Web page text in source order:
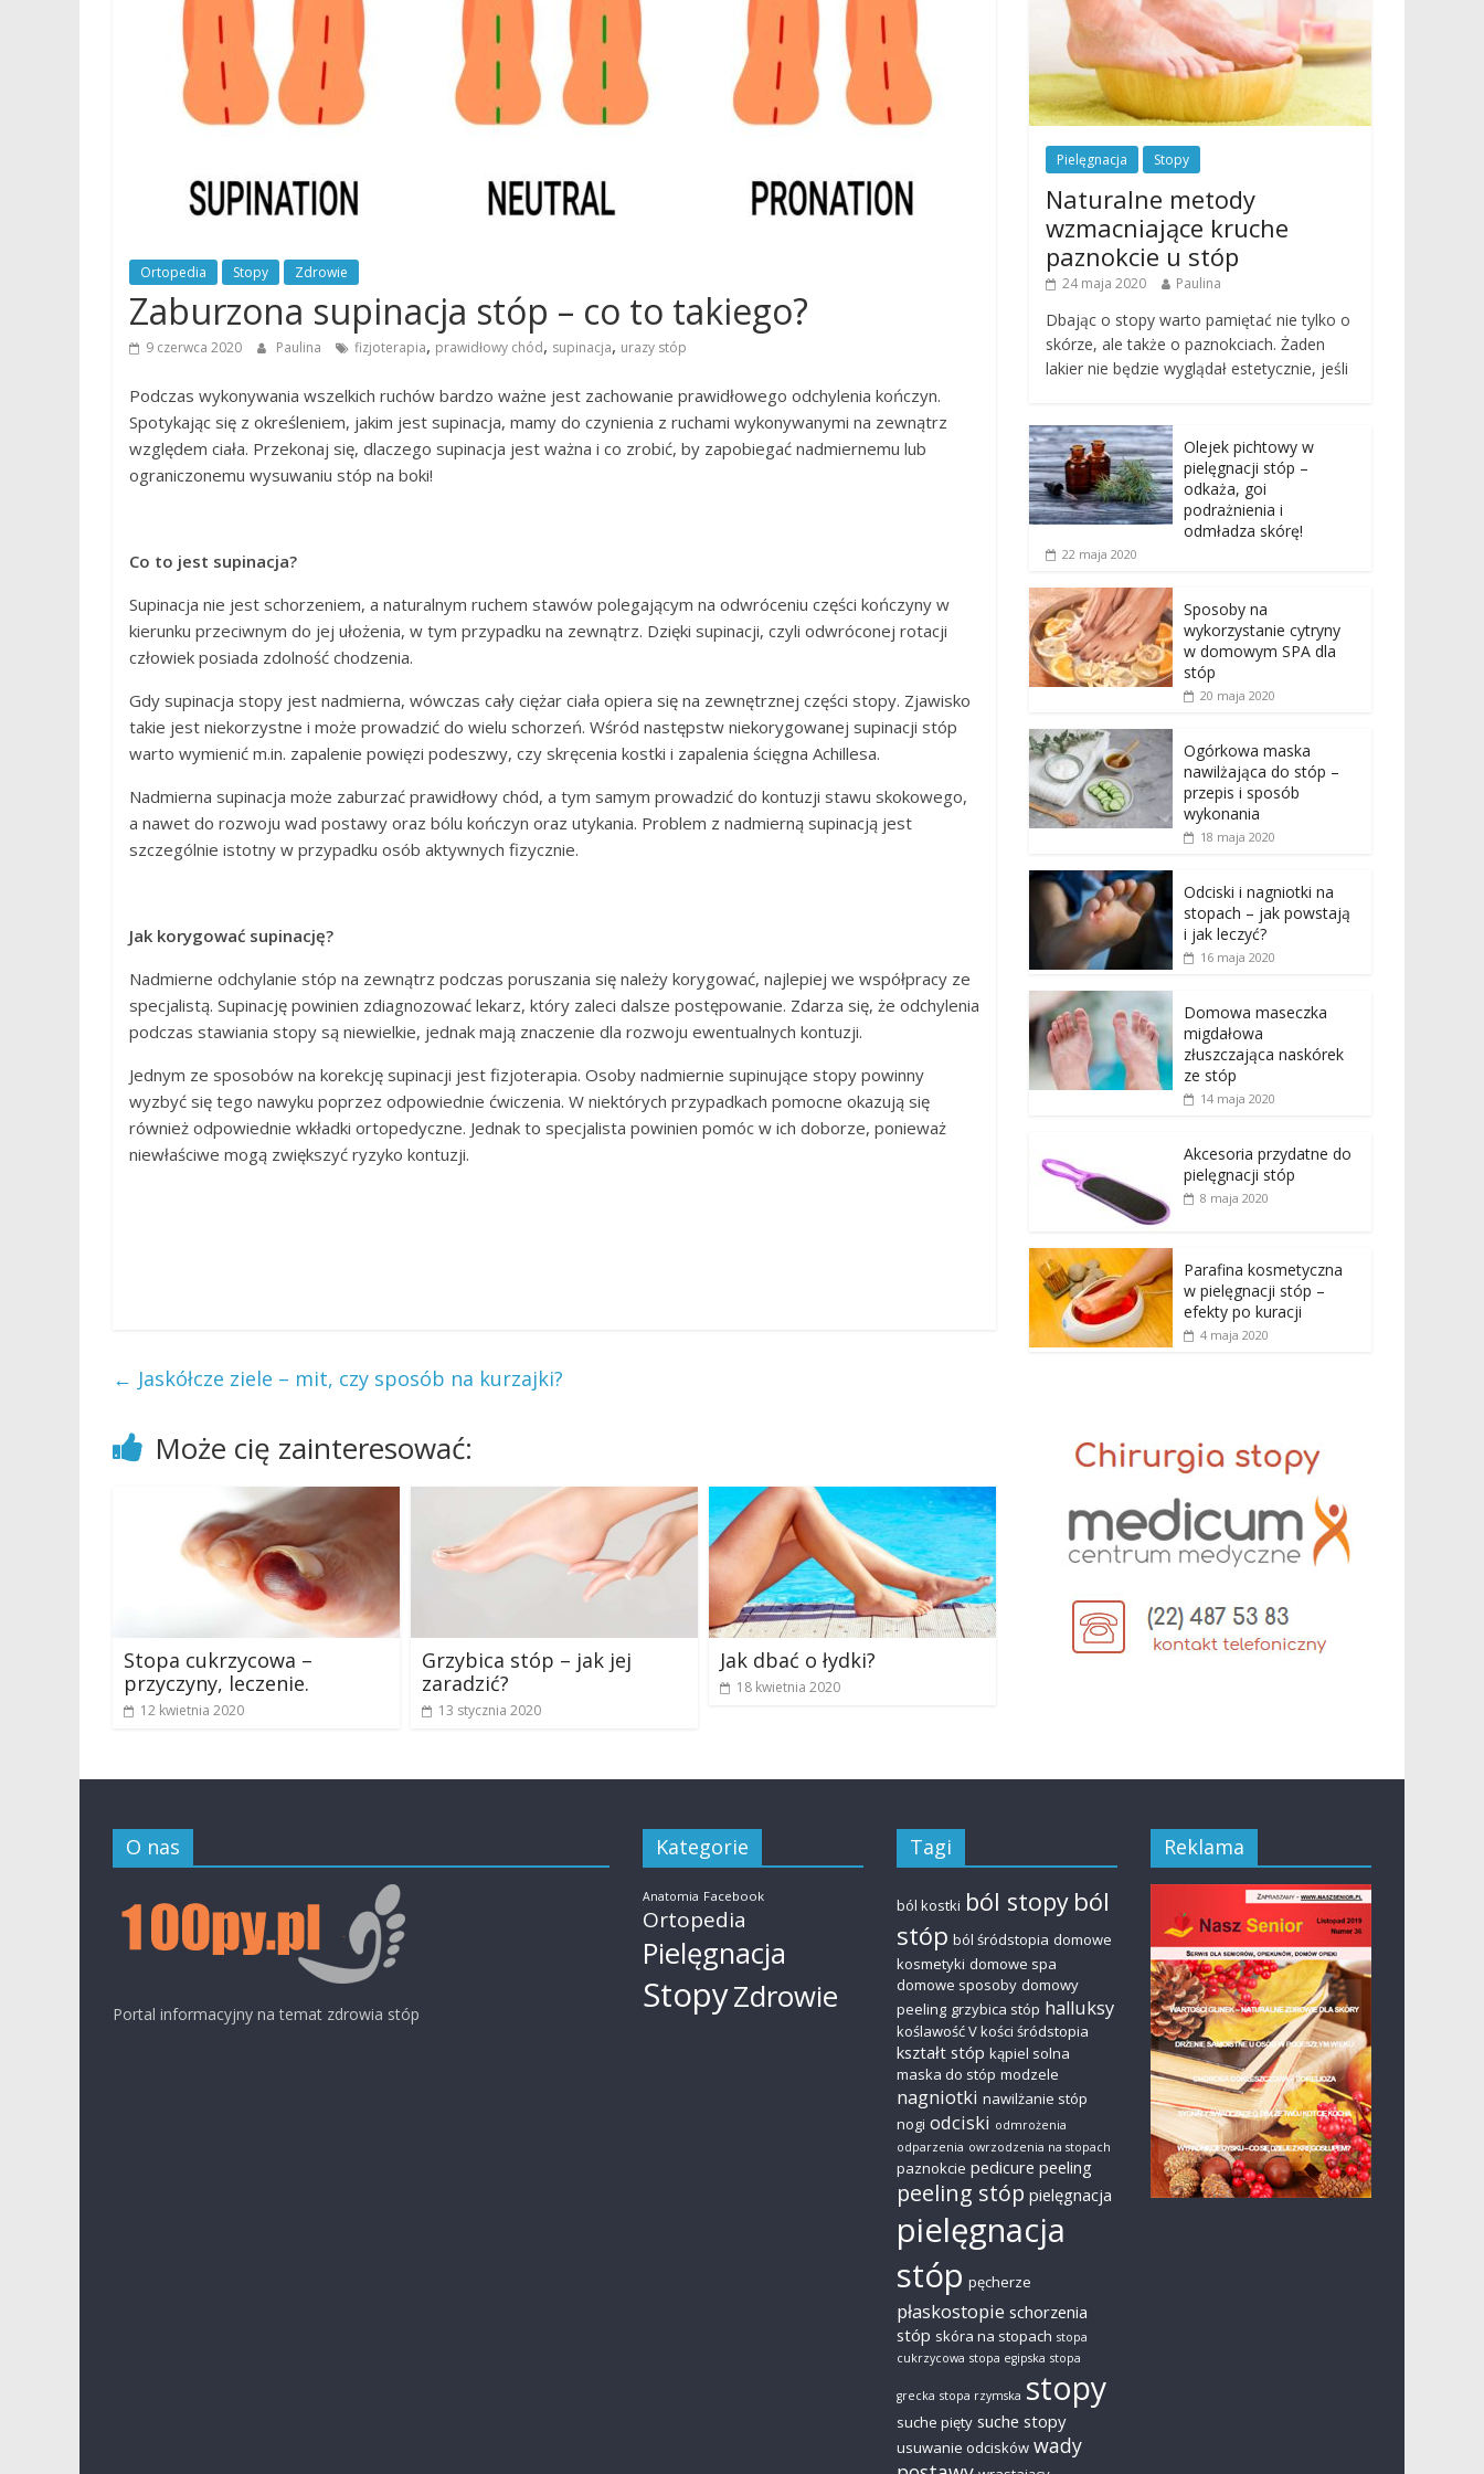
Ortopedia Stopy Zdrowie
Zaburzona supinacja stóp – co to takiego?
9 czerwca 2020 Paulina fizjoterapia, prawidłowy chód, supinacja, urazy stóp
Podczas wykonywania wszelkich ruchów bardzo ważne jest zachowanie prawidłowego odchylenia kończyn.
Spotykając się z określeniem, jakim jest supinacja, mamy do czynienia z ruchami wykonywanymi na zewnątrz
względem ciała. Przekonaj się, dlaczego supinacja jest ważna i co zrobić, by zapobiegać nadmiernemu lub
ograniczonemu wysuwaniu stóp na boki!
Co to jest supinacja?
Supinacja nie jest schorzeniem, a naturalnym ruchem stawów polegającym na odwróceniu części kończyny w
kierunku przeciwnym do jej ułożenia, w tym przypadku na zewnątrz. Dzięki supinacji, czyli odwróconej rotacji
człowiek posiada zdolność chodzenia.
Gdy supinacja stopy jest nadmierna, wówczas cały ciężar ciała opiera się na zewnętrznej części stopy. Zjawisko
takie jest niekorzystne i może prowadzić do wielu schorzeń. Wśród następstw niekorygowanej supinacji stóp
warto wymienić m.in. zapalenie powięzi podeszwy, czy skręcenia kostki i zapalenia ścięgna Achillesa.
Nadmierna supinacja może zaburzać prawidłowy chód, a tym samym prowadzić do kontuzji stawu skokowego,
a nawet do rozwoju wad postawy oraz bólu kończyn oraz utykania. Problem z nadmierną supinacją jest
szczególnie istotny w przypadku osób aktywnych fizycznie.
Jak korygować supinację?
Nadmierne odchylanie stóp na zewnątrz podczas poruszania się należy korygować, najlepiej we współpracy ze
specjalistą. Supinację powinien zdiagnozować lekarz, który zaleci dalsze postępowanie. Zdarza się, że odchylenia
podczas stawiania stopy są niewielkie, jednak mają znaczenie dla rozwoju ewentualnych kontuzji.
Jednym ze sposobów na korekcję supinacji jest fizjoterapia. Osoby nadmiernie supinujące stopy powinny
wyzbyć się tego nawyku poprzez odpowiednie ćwiczenia. W niektórych przypadkach pomocne okazują się
również odpowiednie wkładki ortopedyczne. Jednak to specjalista powinien pomóc w ich doborze, ponieważ
niewłaściwe mogą zwiększyć ryzyko kontuzji.
← Jaskółcze ziele – mit, czy sposób na kurzajki?
Może cię zainteresować:
Stopa cukrzycowa –
przyczyny, leczenie.
12 kwietnia 2020
Grzybica stóp – jak jej
zaradzić?
13 stycznia 2020
Jak dbać o łydki?
18 kwietnia 2020
Pielęgnacja Stopy
Naturalne metody
wzmacniające kruche
paznokcie u stóp
24 maja 2020 Paulina
Dbając o stopy warto pamiętać nie tylko o
skórze, ale także o paznokciach. Żaden
lakier nie będzie wyglądał estetycznie, jeśli
Olejek pichtowy w
pielęgnacji stóp –
odkaża, goi
podrażnienia i
odmładza skórę!
22 maja 2020
Sposoby na
wykorzystanie cytryny
w domowym SPA dla
stóp
20 maja 2020
Ogórkowa maska
nawilżająca do stóp –
przepis i sposób
wykonania
18 maja 2020
Odciski i nagniotki na
stopach – jak powstają
i jak leczyć?
16 maja 2020
Domowa maseczka
migdałowa
złuszczająca naskórek
ze stóp
14 maja 2020
Akcesoria przydatne do
pielęgnacji stóp
8 maja 2020
Parafina kosmetyczna
w pielęgnacji stóp –
efekty po kuracji
4 maja 2020
O nas
Portal informacyjny na temat zdrowia stóp
Kategorie
Anatomia Facebook
Ortopedia
Pielęgnacja
StopyZdrowie
Tagi
ból kostki ból stopy ból
stóp ból śródstopia domowe
kosmetyki domowe spa
domowe sposoby domowy
peeling grzybica stóp halluksy
koślawość V kości śródstopia
kształt stóp kąpiel solna
maska do stóp modzele
nagniotki nawilżanie stóp
nogi odciski odmrożenia
odparzenia owrzodzenia na stopach
paznokcie pedicure peeling
peeling stóp pielęgnacja
pielęgnacja
stóp pęcherze
płaskostopie schorzenia
stóp skóra na stopach stopa
cukrzycowa stopa egipska stopa
grecka stopa rzymska stopy
suche pięty suche stopy
usuwanie odcisków wady
Reklama